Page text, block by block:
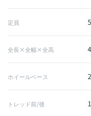
定員
全長×全幅×全高
ホイールベース
トレッド前/後